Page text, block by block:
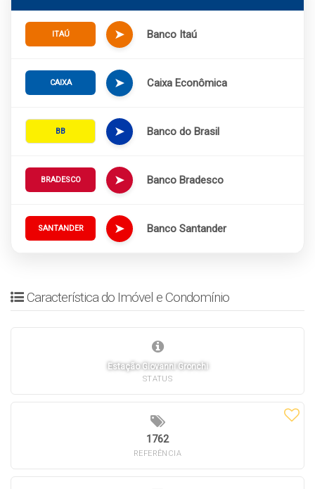
ITAÚ ➤ Banco Itaú
CAIXA ➤ Caixa Econômica
BB ➤ Banco do Brasil
BRADESCO ➤ Banco Bradesco
SANTANDER ➤ Banco Santander
Característica do Imóvel e Condomínio
Estação Giovanni Gronchi
STATUS
1762
REFERÊNCIA